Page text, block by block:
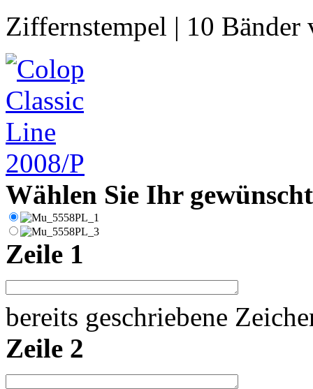
Ziffernstempel | 10
Wählen Sie Ihr
Zeile 1
bereits geschriebene
Zeile 2